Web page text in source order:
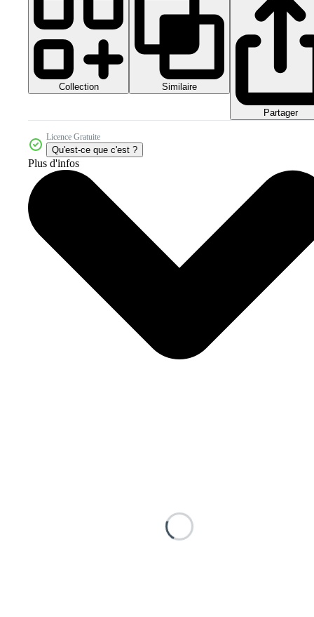
Collection Similaire
Partager
Licence Gratuite
Qu'est-ce que c'est ?
Plus d'infos